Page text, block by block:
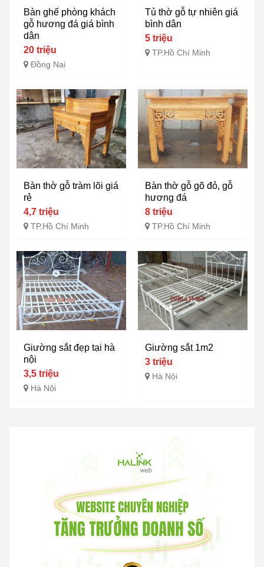
Bàn ghế phòng khách
gỗ hương đá giá bình
dân
20 triệu
Đồng Nai
Tủ thờ gỗ tự nhiên giá
bình dân
5 triệu
TP.Hồ Chí Minh
Bàn thờ gỗ tràm lõi giá
rẻ
4,7 triệu
TP.Hồ Chí Minh
Bàn thờ gỗ gõ đỏ, gỗ
hương đá
8 triệu
TP.Hồ Chí Minh
Giường sắt đẹp tại hà
nội
3,5 triệu
Hà Nội
Giường sắt 1m2
3 triệu
Hà Nội